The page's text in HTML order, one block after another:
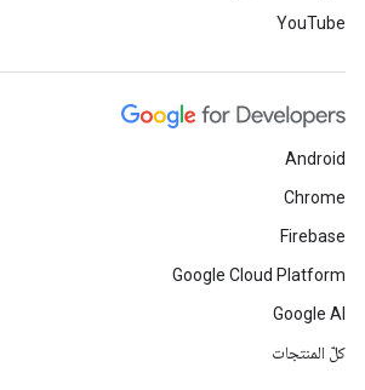
YouTube
Android
Chrome
Firebase
Google Cloud Platform
Google AI
كلّ المنتجات